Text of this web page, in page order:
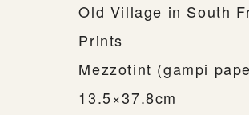
Old Village in South
Prints
Mezzotint (gampi
13.5×37.8cm